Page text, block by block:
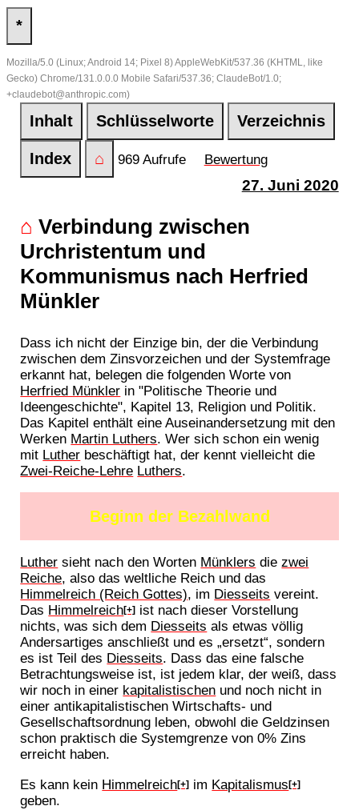
*
Mozilla/5.0 (Linux; Android 14; Pixel 8) AppleWebKit/537.36 (KHTML, like
Gecko) Chrome/131.0.0.0 Mobile Safari/537.36; ClaudeBot/1.0;
+claudebot@anthropic.com)
Inhalt Schlüsselworte Verzeichnis
Index ⌂ 969 Aufrufe Bewertung
27. Juni 2020
⌂ Verbindung zwischen
Urchristentum und
Kommunismus nach Herfried
Münkler
Dass ich nicht der Einzige bin, der die Verbindung
zwischen dem Zinsvorzeichen und der Systemfrage
erkannt hat, belegen die folgenden Worte von
Herfried Münkler in "Politische Theorie und
Ideengeschichte", Kapitel 13, Religion und Politik.
Das Kapitel enthält eine Auseinandersetzung mit den
Werken Martin Luthers. Wer sich schon ein wenig
mit Luther beschäftigt hat, der kennt vielleicht die
Zwei-Reiche-Lehre Luthers.
Beginn der Bezahlwand
Luther sieht nach den Worten Münklers diezwei
Reiche, also das weltliche Reich und das
Himmelreich (Reich Gottes), im Diesseits vereint.
Das Himmelreich[+] ist nach dieser Vorstellung
nichts, was sich dem Diesseits als etwas völlig
Andersartiges anschließt und es „ersetzt“, sondern
es ist Teil des Diesseits. Dass das eine falsche
Betrachtungsweise ist, ist jedem klar, der weiß, dass
wir noch in einer kapitalistischen und noch nicht in
einer antikapitalistischen Wirtschafts- und
Gesellschaftsordnung leben, obwohl die Geldzinsen
schon praktisch die Systemgrenze von 0% Zins
erreicht haben.
Es kann kein Himmelreich[+] im Kapitalismus[+]
geben.